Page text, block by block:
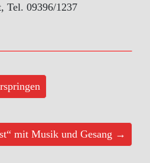
Tel. 09396/1237
mit Musik und Gesang →